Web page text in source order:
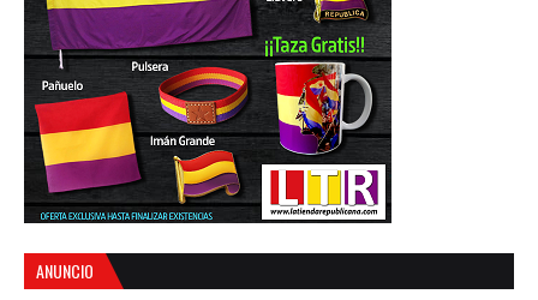
ANUNCIO